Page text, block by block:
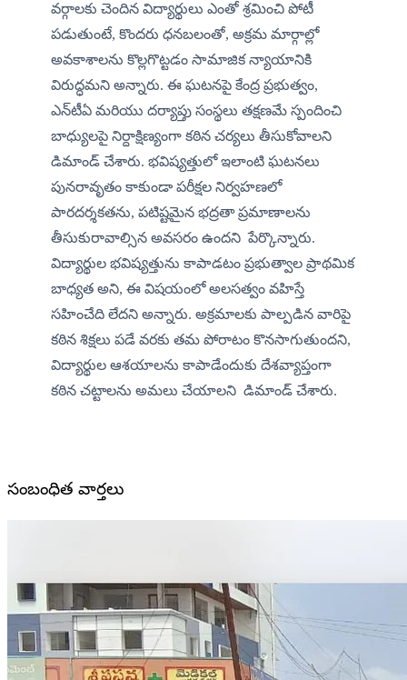
వర్గాలకు చెందిన విద్యార్థులు ఎంతో శ్రమించి పోటీ
పడుతుంటే, కొందరు ధనబలంతో, అక్రమ మార్గాల్లో
అవకాశాలను కొల్లగొట్టడం సామాజిక న్యాయానికి
విరుద్ధమని అన్నారు. ఈ ఘటనపై కేంద్ర ప్రభుత్వం,
ఎన్‌టీఏ మరియు దర్యాప్తు సంస్థలు తక్షణమే స్పందించి
బాధ్యులపై నిర్దాక్షిణ్యంగా కఠిన చర్యలు తీసుకోవాలని
డిమాండ్ చేశారు. భవిష్యత్తులో ఇలాంటి ఘటనలు
పునరావృతం కాకుండా పరీక్షల నిర్వహణలో
పారదర్శకతను, పటిష్టమైన భద్రతా ప్రమాణాలను
తీసుకురావాల్సిన అవసరం ఉందని  పేర్కొన్నారు.​
విద్యార్థుల భవిష్యత్తును కాపాడటం ప్రభుత్వాల ప్రాథమిక
బాధ్యత అని, ఈ విషయంలో అలసత్వం వహిస్తే
సహించేది లేదని అన్నారు. అక్రమాలకు పాల్పడిన వారిపై
కఠిన శిక్షలు పడే వరకు తమ పోరాటం కొనసాగుతుందని,
విద్యార్థుల ఆశయాలను కాపాడేందుకు దేశవ్యాప్తంగా
కఠిన చట్టాలను అమలు చేయాలని  డిమాండ్ చేశారు.
సంబంధిత వార్తలు